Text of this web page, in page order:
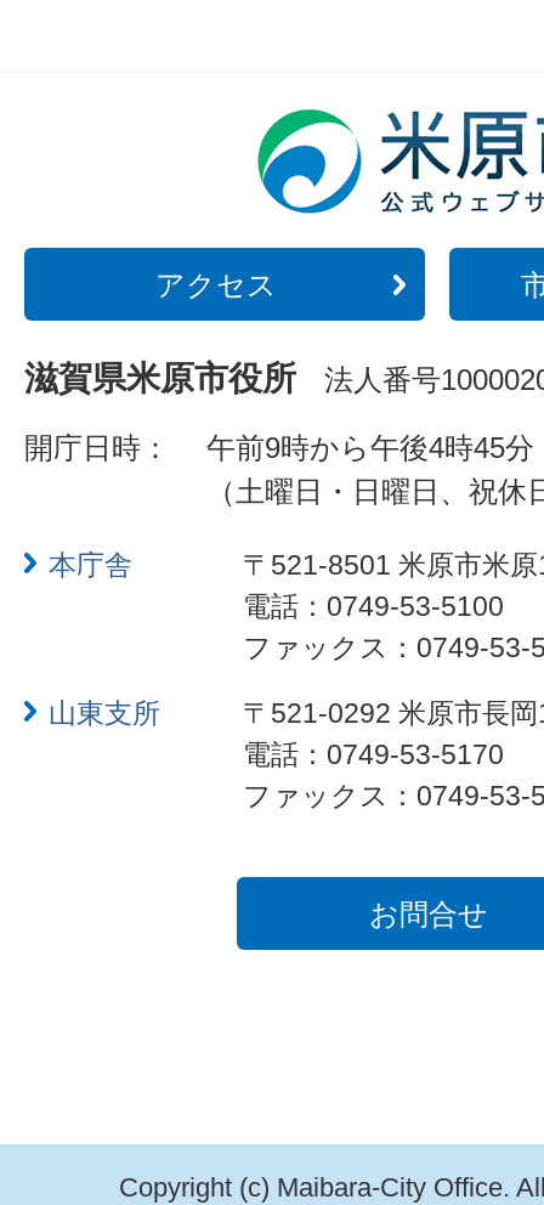
アクセス
滋賀県米原市役所 法人番号
開庁日時：
午前9時から午後4時45分
（土曜日・日曜日、祝
本庁舎
〒521-8501 米原市米
電話：0749-53-5100
ファックス：0749-53-
山東支所
〒521-0292 米原市長
電話：0749-53-5170
ファックス：0749-53-
お問合せ
Copyright (c) Maibara-City Office.